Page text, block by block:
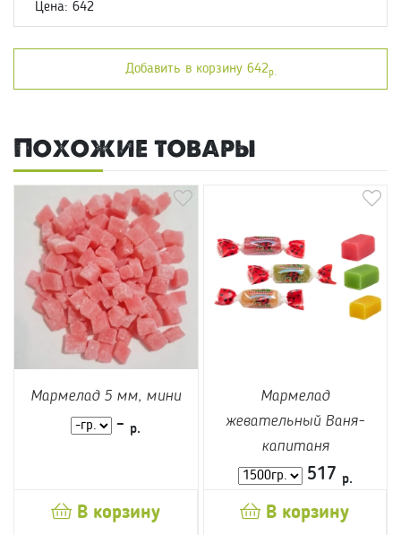
Цена: 642
Добавить в корзину 642р.
Похожие товары
Мармелад 5 мм, мини
- р.
В корзину
Мармелад
жевательный Ваня-
капитаня
517 р.
В корзину